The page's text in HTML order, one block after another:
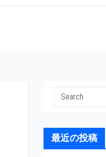
最近の投稿